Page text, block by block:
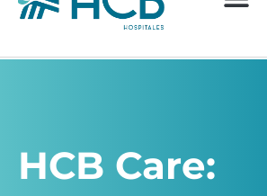
HCB Care: